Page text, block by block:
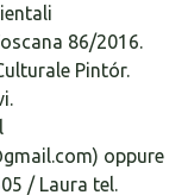
86/2016.
Pintór.
oppure
/ Laura tel.